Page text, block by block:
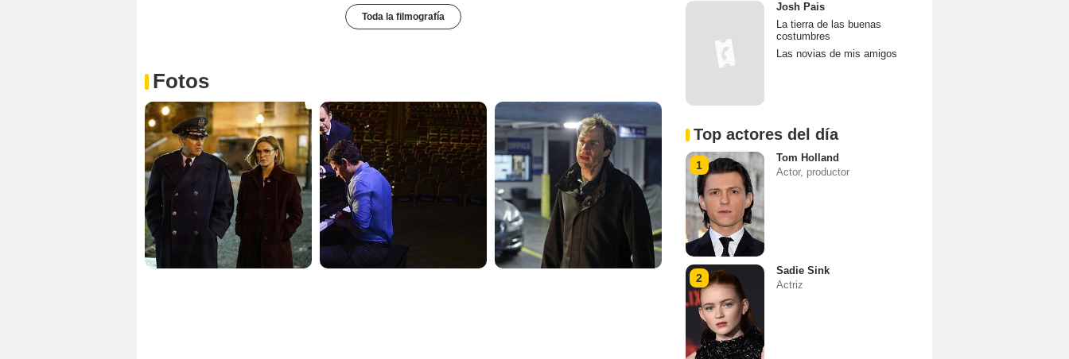
Toda la filmografía
Fotos
Josh Pais
La tierra de las buenas
costumbres
Las novias de mis amigos
Top actores del día
1
Tom Holland
Actor, productor
2
Sadie Sink
Actriz